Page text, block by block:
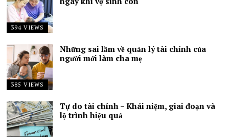
394 VIEWS
385 VIEWS
Những sai lầm về quản lý tài chính của
người mới làm cha mẹ
Tự do tài chính – Khái niệm, giai đoạn và
lộ trình hiệu quả